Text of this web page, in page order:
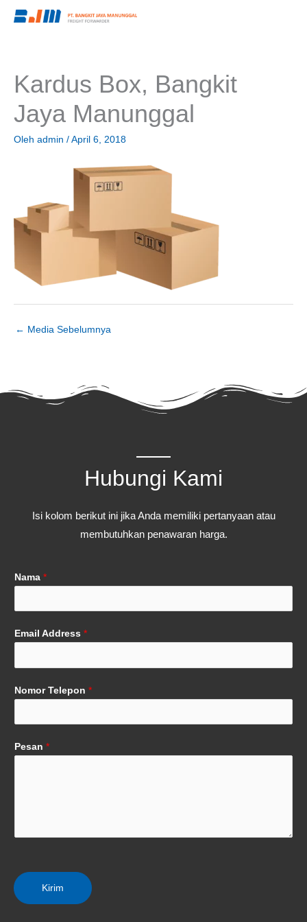
Lewati
Kardus Box, Bangkit
Jaya Manunggal
Oleh admin / April 6, 2018
← Media Sebelumnya
Hubungi Kami
Isi kolom berikut ini jika Anda memiliki pertanyaan atau
membutuhkan penawaran harga.
Nama *
Email Address *
Nomor Telepon *
Pesan *
Kirim